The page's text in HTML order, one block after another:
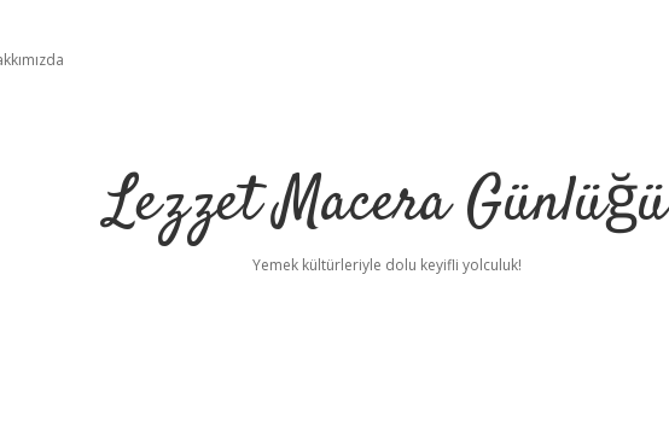
Lezzet Macera Günlüğü
Yemek kültürleriyle dolu keyifli yolculuk!